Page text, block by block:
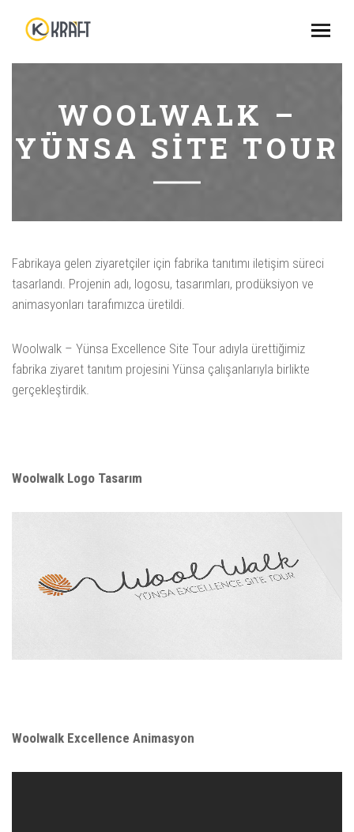
WOOLWALK –
YÜNSA SITE TOUR
Fabrikaya gelen ziyaretçiler için fabrika tanıtımı iletişim süreci
tasarlandı. Projenin adı, logosu, tasarımları, prodüksiyon ve
animasyonları tarafımızca üretildi.
Woolwalk – Yünsa Excellence Site Tour adıyla ürettiğimiz
fabrika ziyaret tanıtım projesini Yünsa çalışanlarıyla birlikte
gerçekleştirdik.
Woolwalk Logo Tasarım
Woolwalk Excellence Animasyon